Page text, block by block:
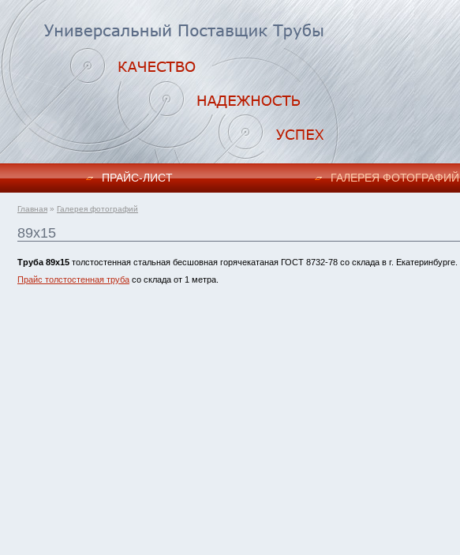
ПРАЙC-ЛИСТ ГАЛЕРЕЯ ФОТОГРАФИЙ
Главная » Галерея фотографий
89х15
Труба 89х15 толстостенная стальная бесшовная горячекатаная ГОСТ 8732-78 со склада в г. Екатеринбурге.
Прайс толстостенная труба со склада от 1 метра.